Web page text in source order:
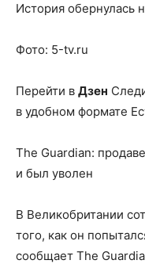
История обернулась
Фото: 5-tv.ru
Перейти в Дзен
в удобном формате
The Guardian:
и был уволен
В Великобритании
того, как он
сообщает The